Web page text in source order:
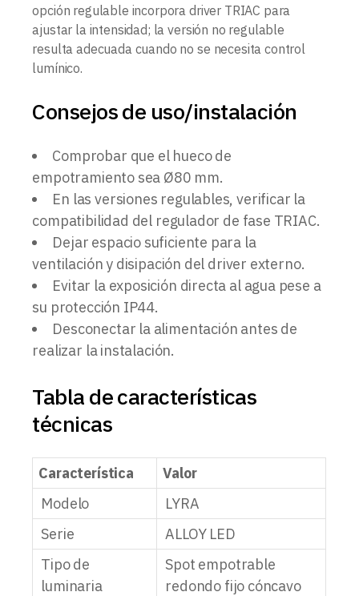
opción regulable incorpora driver TRIAC para
ajustar la intensidad; la versión no regulable
resulta adecuada cuando no se necesita control
lumínico.
Consejos de uso/instalación
Comprobar que el hueco de
empotramiento sea Ø80 mm.
En las versiones regulables, verificar la
compatibilidad del regulador de fase TRIAC.
Dejar espacio suficiente para la
ventilación y disipación del driver externo.
Evitar la exposición directa al agua pese a
su protección IP44.
Desconectar la alimentación antes de
realizar la instalación.
Tabla de características
técnicas
Característica
Valor
Modelo
LYRA
Serie
ALLOY LED
Tipo de
luminaria
Spot empotrable
redondo fijo cóncavo